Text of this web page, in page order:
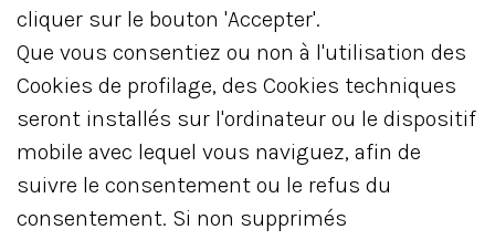
cliquer sur le bouton 'Accepter'.
Que vous consentiez ou non à l'utilisation des
Cookies de profilage, des Cookies techniques
seront installés sur l'ordinateur ou le dispositif
mobile avec lequel vous naviguez, afin de
suivre le consentement ou le refus du
consentement. Si non supprimés